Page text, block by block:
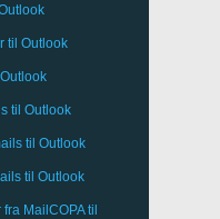
til Outlook
Outlook
til Outlook
til Outlook
til Outlook
fra MailCOPAtil